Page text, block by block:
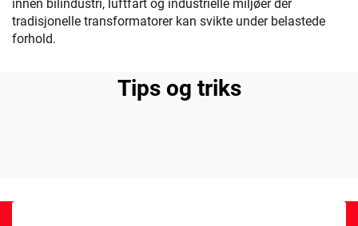
innen bilindustri, luftfart og industrielle miljøer der
tradisjonelle transformatorer kan svikte under belastede
forhold.
Tips og triks